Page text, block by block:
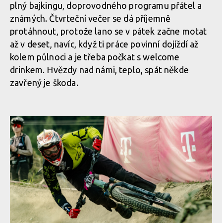
plný bajkingu, doprovodného programu přátel a
známých. Čtvrteční večer se dá příjemně
protáhnout, protože lano se v pátek začne motat
až v deset, navíc, když ti práce povinní dojíždí až
kolem půlnoci a je třeba počkat s welcome
drinkem. Hvězdy nad námi, teplo, spát někde
zavřený je škoda.
Norco Enduro Race Morávka - Jára Sijka / Enduroserie.cz
Norco Enduro Race Morávka - Jára Sijka / Enduroserie.cz
Norco Enduro Race Morávka - Jára Sijka / Enduroserie.cz